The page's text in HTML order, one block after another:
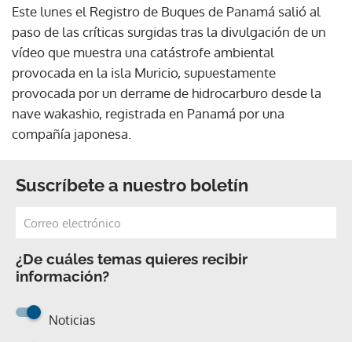
Este lunes el Registro de Buques de Panamá salió al
paso de las críticas surgidas tras la divulgación de un
vídeo que muestra una catástrofe ambiental
provocada en la isla Muricio, supuestamente
provocada por un derrame de hidrocarburo desde la
nave wakashio, registrada en Panamá por una
compañía japonesa.
Suscríbete a nuestro boletín
¿De cuáles temas quieres recibir
información?
Noticias